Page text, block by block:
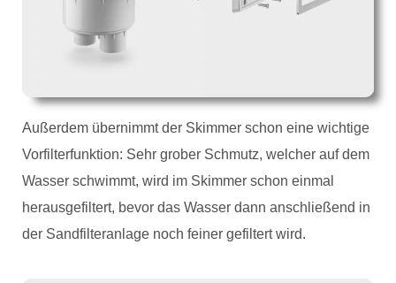
Außerdem übernimmt der Skimmer schon eine wichtige
Vorfilterfunktion: Sehr grober Schmutz, welcher auf dem
Wasser schwimmt, wird im Skimmer schon einmal
herausgefiltert, bevor das Wasser dann anschließend in
der Sandfilteranlage noch feiner gefiltert wird.